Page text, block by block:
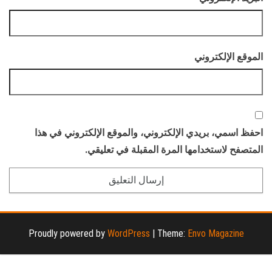
الموقع الإلكتروني
احفظ اسمي، بريدي الإلكتروني، والموقع الإلكتروني في هذا
المتصفح لاستخدامها المرة المقبلة في تعليقي.
Proudly powered by WordPress | Theme: Envo Magazine